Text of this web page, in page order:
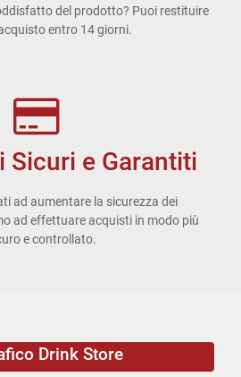
del prodotto? Puoi restituire
entro 14 giorni.
Sicuri e Garantiti
ad aumentare la sicurezza dei
ad effettuare acquisti in modo più
e controllato.
Drink Store